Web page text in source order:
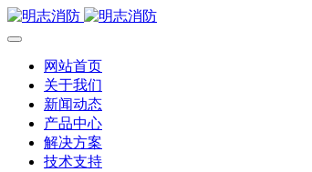
网站首页
关于我们
新闻动态
产品中心
解决方案
技术支持